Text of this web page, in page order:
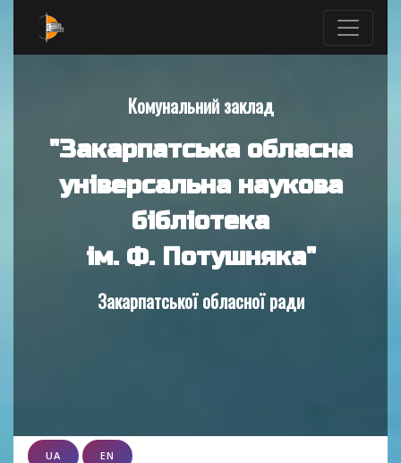
Комунальний заклад
"Закарпатська обласна
універсальна наукова
бібліотека
ім. Ф. Потушняка"
Закарпатської обласної ради
UA EN